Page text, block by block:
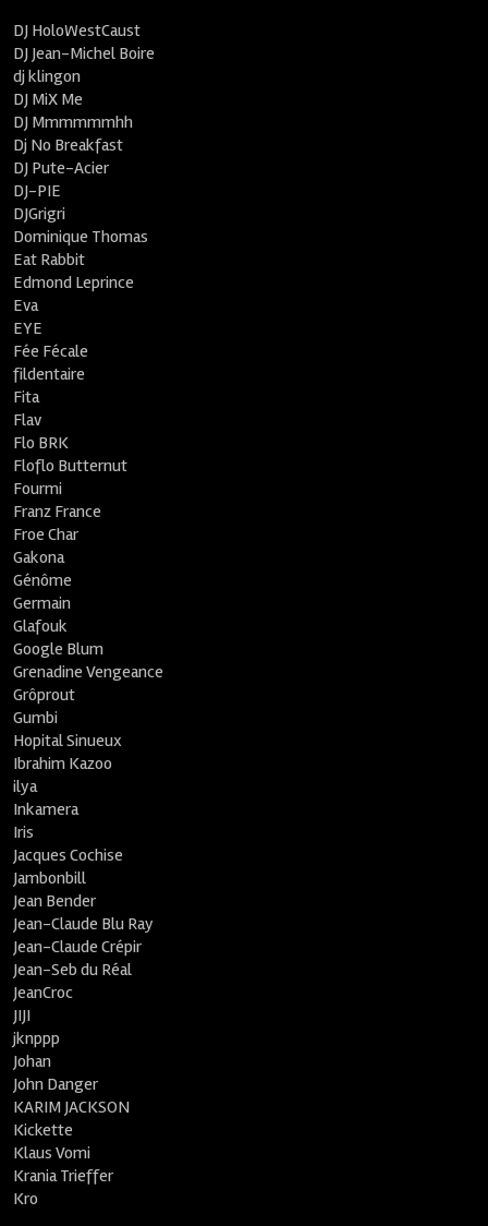
DJ HoloWestCaust
DJ Jean-Michel Boire
dj klingon
DJ MiX Me
DJ Mmmmmmhh
Dj No Breakfast
DJ Pute-Acier
DJ-PIE
DJGrigri
Dominique Thomas
Eat Rabbit
Edmond Leprince
Eva
EYE
Fée Fécale
fildentaire
Fita
Flav
Flo BRK
Floflo Butternut
Fourmi
Franz France
Froe Char
Gakona
Génôme
Germain
Glafouk
Google Blum
Grenadine Vengeance
Grôprout
Gumbi
Hopital Sinueux
Ibrahim Kazoo
ilya
Inkamera
Iris
Jacques Cochise
Jambonbill
Jean Bender
Jean-Claude Blu Ray
Jean-Claude Crépir
Jean-Seb du Réal
JeanCroc
JIJI
jknppp
Johan
John Danger
KARIM JACKSON
Kickette
Klaus Vomi
Krania Trieffer
Kro